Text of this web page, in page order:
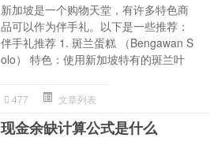
新加坡是一个购物天堂，有许多特色商
品可以作为伴手礼。以下是一些推荐：
伴手礼推荐 1. 斑兰蛋糕 （Bengawan S
olo） 特色：使用新加坡特有的斑兰叶
477 文章列表
现金余缺计算公式是什么